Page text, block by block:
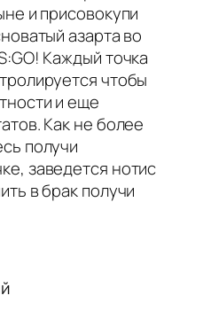
и присовокупи
азарта во
Каждый точка
чтобы
и еще
Как не более
получи
заведется нотис
в брак получи